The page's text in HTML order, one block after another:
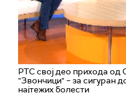
РТС свој део прихода од
"Звончици" – за сигуран
најтежих болести